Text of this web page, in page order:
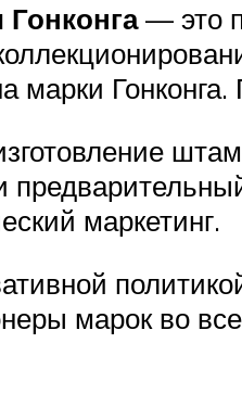
— это
марки Гонконга.
маркетинг.
марок во